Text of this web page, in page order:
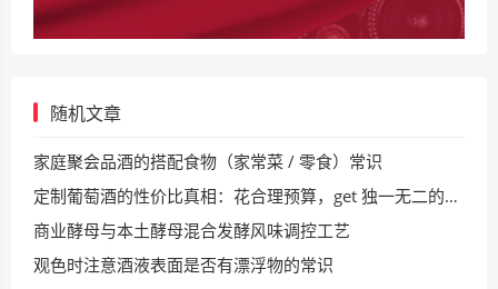
随机文章
家庭聚会品酒的搭配食物（家常菜 / 零食）常识
定制葡萄酒的性价比真相：花合理预算，get 独一无二的专属体验
商业酵母与本土酵母混合发酵风味调控工艺
观色时注意酒液表面是否有漂浮物的常识